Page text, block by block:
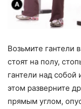
Возьмите гантели
стоят на полу,
гантели над собой
этом разверните
прямым углом,